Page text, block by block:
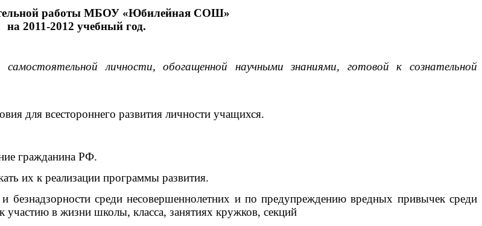
работы МБОУ «Юбилейная СОШ»
на 2011-2012 учебный год.
личности, обогащенной научными знаниями, готовой к сознательной
для всестороннего развития личности учащихся.
гражданина РФ.
их к реализации программы развития.
среди несовершеннолетних и по предупреждению вредных привычек среди
участию в жизни школы, класса, занятиях кружков, секций